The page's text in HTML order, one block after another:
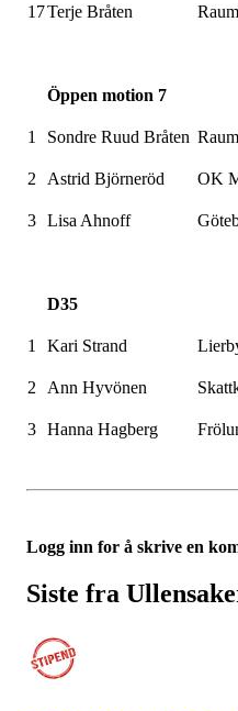
17Terje Bråten
Öppen motion 7
1 Sondre Ruud Bråten
2 Astrid Björneröd OK
3 Lisa Ahnoff
D35
1 Kari Strand
2 Ann Hyvönen
3 Hanna Hagberg
Logg inn for å skrive en
Siste fra